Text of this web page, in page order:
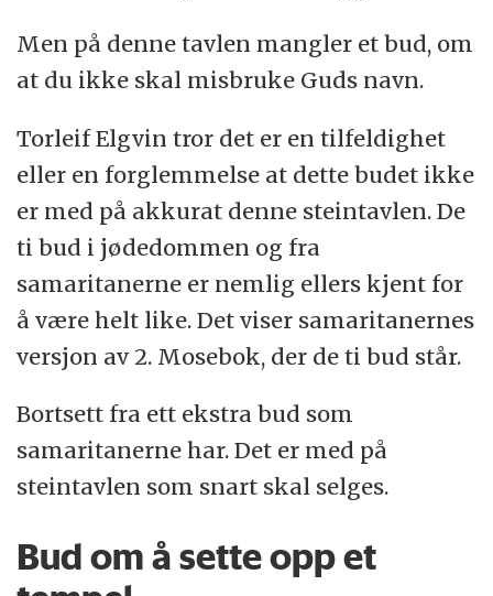
din Gud, du skal ikke ha
enn meg; du skal ikke lage
for deg selv en skulpturert bilde eller
noe lignende;
for jeg, Herren
din Gud er en lidenskapelig Gud;
hold den hellig; ære
din far og din mor;
du skal ikke myrde; du skal ikke begå
hor;
Men på denne tavlen mangler et bud, om
at du ikke skal misbruke Guds navn.
Torleif Elgvin tror det er en tilfeldighet
eller en forglemmelse at dette budet ikke
er med på akkurat denne steintavlen. De
ti bud i jødedommen og fra
samaritanerne er nemlig ellers kjent for
å være helt like. Det viser samaritanernes
versjon av 2. Mosebok, der de ti bud står.
Bortsett fra ett ekstra bud som
samaritanerne har. Det er med på
steintavlen som snart skal selges.
Bud om å sette opp et